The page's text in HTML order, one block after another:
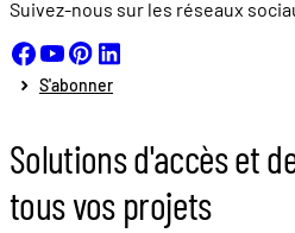
Suivez-nous sur les réseaux
S'abonner
Solutions d'accès et
tous vos projets